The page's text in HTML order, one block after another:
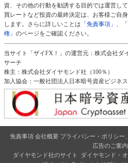
資、その他の行動を勧誘する目的では運営し
買レートなど投資の最終決定は、お客様ご自
します。さらに詳しいことは 「免責事項」 、
権」 のページをご確認ください。
当サイト「ザイFX！」の運営元：株式会社ダ
サーチ
株主：株式会社ダイヤモンド社（100％）
加入協会：一般社団法人日本暗号資産ビジネス
免責事項 会社概要 プライバシー・ポリシー
広告のご案内
ダイヤモンド社のサイト
ダイヤモンド・